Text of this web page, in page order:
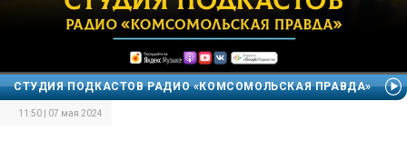
СТУДИЯ ПОДКАСТОВ РАДИО «КОМСОМОЛЬСКАЯ ПРАВДА»
11:50 | 07 мая 2024